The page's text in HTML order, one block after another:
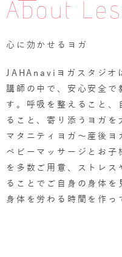
About
心に効かせるヨガ
JAHAnaviヨガスタジオ
講師の中で、安心安全で
す。呼吸を整えること
ること、寄り添うヨガ
マタニティヨガ～産後ヨ
ベビーマッサージとお子
を多数ご用意、ストレ
ることでご自身の身体
身体を労わる時間を作っ